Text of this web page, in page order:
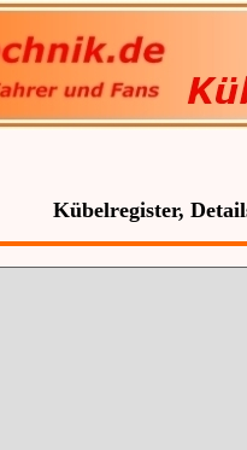
Kübelregister,